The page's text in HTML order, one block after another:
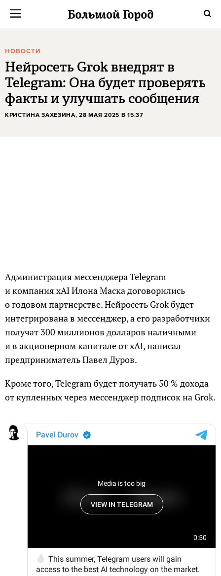
НОВОСТИ
Нейросеть Grok внедрят в
Telegram: Она будет проверять
факты и улучшать сообщения
КРИСТИНА ЗАХЕЗИНА, 28 МАЯ 2025 В 15:37
Администрация мессенджера Telegram
и компания xAI Илона Маска договорились
о годовом партнерстве. Нейросеть Grok будет
интегрирована в мессенджер, а его разработчики
получат 300 миллионов долларов наличными
и в акционерном капитале от xAI, написал
предприниматель Павел Дуров.
Кроме того, Telegram будет получать 50 % дохода
от купленных через мессенджер подписок на Grok.